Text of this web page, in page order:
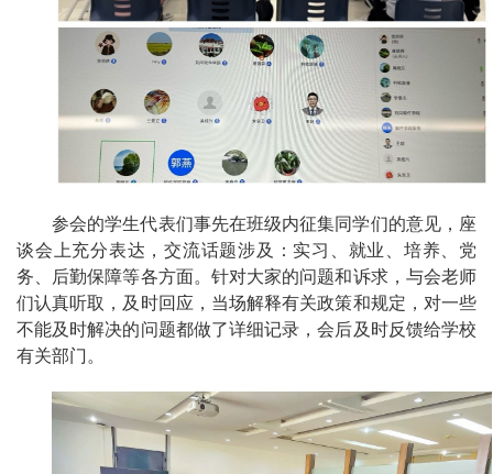
参会的学生代表们事先在班级内征集同学们的意见，座
谈会上充分表达，交流话题涉及：实习、就业、培养、党
务、后勤保障等各方面。针对大家的问题和诉求，与会老师
们认真听取，及时回应，当场解释有关政策和规定，对一些
不能及时解决的问题都做了详细记录，会后及时反馈给学校
有关部门。